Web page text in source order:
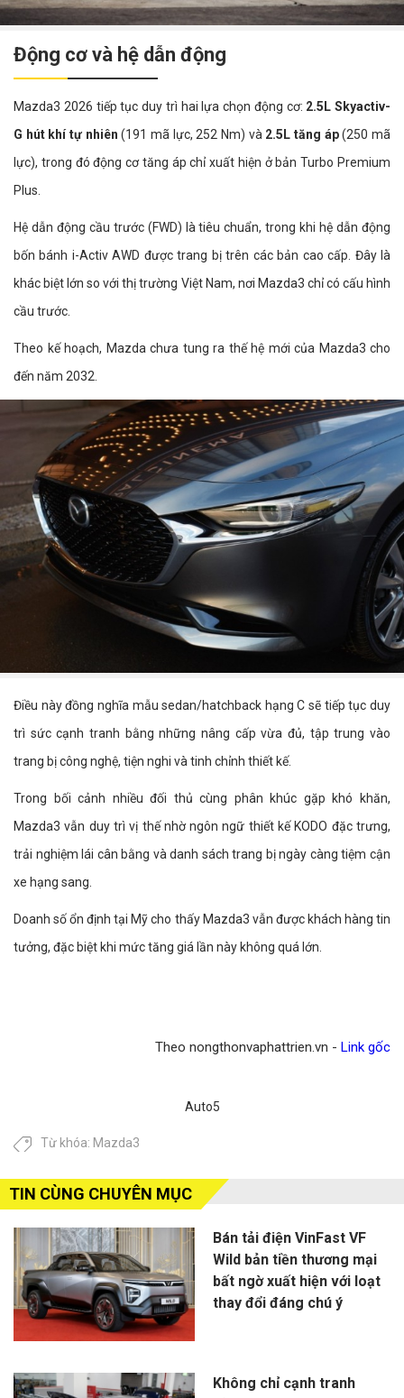
Động cơ và hệ dẫn động
Mazda3 2026 tiếp tục duy trì hai lựa chọn động cơ: 2.5L Skyactiv-
G hút khí tự nhiên (191 mã lực, 252 Nm) và 2.5L tăng áp(250 mã
lực), trong đó động cơ tăng áp chỉ xuất hiện ở bản Turbo Premium
Plus.
Hệ dẫn động cầu trước (FWD) là tiêu chuẩn, trong khi hệ dẫn động
bốn bánh i-Activ AWD được trang bị trên các bản cao cấp. Đây là
khác biệt lớn so với thị trường Việt Nam, nơi Mazda3 chỉ có cấu hình
cầu trước.
Theo kế hoạch, Mazda chưa tung ra thế hệ mới của Mazda3 cho
đến năm 2032.
Điều này đồng nghĩa mẫu sedan/hatchback hạng C sẽ tiếp tục duy
trì sức cạnh tranh bằng những nâng cấp vừa đủ, tập trung vào
trang bị công nghệ, tiện nghi và tinh chỉnh thiết kế.
Trong bối cảnh nhiều đối thủ cùng phân khúc gặp khó khăn,
Mazda3 vẫn duy trì vị thế nhờ ngôn ngữ thiết kế KODO đặc trưng,
trải nghiệm lái cân bằng và danh sách trang bị ngày càng tiệm cận
xe hạng sang.
Doanh số ổn định tại Mỹ cho thấy Mazda3 vẫn được khách hàng tin
tưởng, đặc biệt khi mức tăng giá lần này không quá lớn.
Theo nongthonvaphattrien.vn - Link gốc
Auto5
Từ khóa: Mazda3
TIN CÙNG CHUYÊN MỤC
Bán tải điện VinFast VF
Wild bản tiền thương mại
bất ngờ xuất hiện với loạt
thay đổi đáng chú ý
Không chỉ cạnh tranh